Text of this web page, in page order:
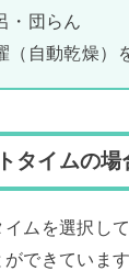
らん
乾燥）を
タイムの場
ムを選択し
できています